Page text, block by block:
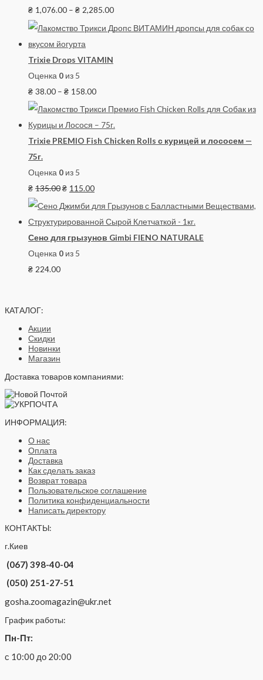
₴ 1,076.00 – ₴ 2,285.00
Trixie Drops VITAMIN
Оценка 0 из 5
₴ 38.00 – ₴ 158.00
Trixie PREMIO Fish Chicken Rolls с курицей и лососем —
75г.
Оценка 0 из 5
₴ 135.00₴ 115.00
Сено для грызунов Gimbi FIENO NATURALE
Оценка 0 из 5
₴ 224.00
КАТАЛОГ:
Акции
Скидки
Новинки
Магазин
Доставка товаров компаниями:
ИНФОРМАЦИЯ:
О нас
Оплата
Доставка
Как сделать заказ
Возврат товара
Пользовательское соглашение
Политика конфиденциальности
Написать директору
КОНТАКТЫ:
г.Киев
(067) 398-40-04
(050) 251-27-51
gosha.zoomagazin@ukr.net
График работы:
Пн-Пт:
с 10:00 до 20:00